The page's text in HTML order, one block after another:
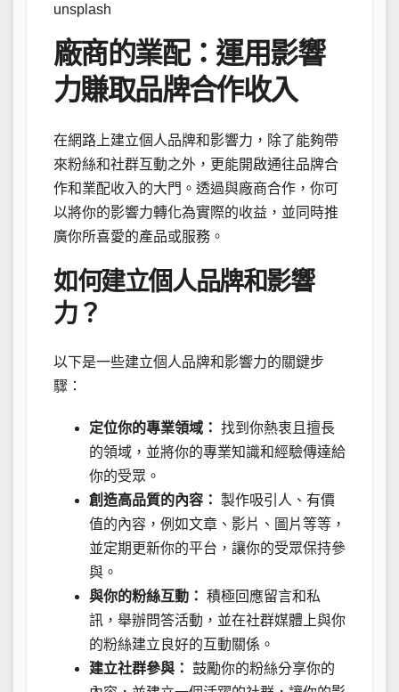
unsplash
廠商的業配：運用影響
力賺取品牌合作收入
在網路上建立個人品牌和影響力，除了能夠帶
來粉絲和社群互動之外，更能開啟通往品牌合
作和業配收入的大門。透過與廠商合作，你可
以將你的影響力轉化為實際的收益，並同時推
廣你所喜愛的產品或服務。
如何建立個人品牌和影響
力？
以下是一些建立個人品牌和影響力的關鍵步
驟：
定位你的專業領域： 找到你熱衷且擅長
的領域，並將你的專業知識和經驗傳達給
你的受眾。
創造高品質的內容： 製作吸引人、有價
值的內容，例如文章、影片、圖片等等，
並定期更新你的平台，讓你的受眾保持參
與。
與你的粉絲互動： 積極回應留言和私
訊，舉辦問答活動，並在社群媒體上與你
的粉絲建立良好的互動關係。
建立社群參與： 鼓勵你的粉絲分享你的